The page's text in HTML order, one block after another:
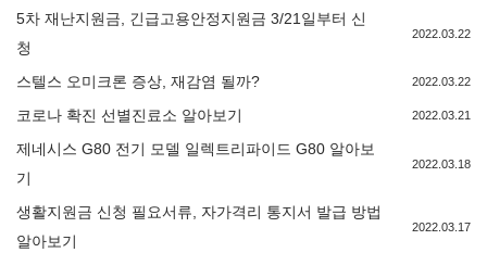
5차 재난지원금, 긴급고용안정지원금 3/21일부터 신
청
2022.03.22
스텔스 오미크론 증상, 재감염 될까? 2022.03.22
코로나 확진 선별진료소 알아보기 2022.03.21
제네시스 G80 전기 모델 일렉트리파이드 G80 알아보
기
2022.03.18
생활지원금 신청 필요서류, 자가격리 통지서 발급 방법
알아보기
2022.03.17